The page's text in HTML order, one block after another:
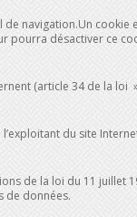
navigation.Un
pourra désactiver ce
(article 34 de la loi
du site
de la loi du 11 juillet
de données.